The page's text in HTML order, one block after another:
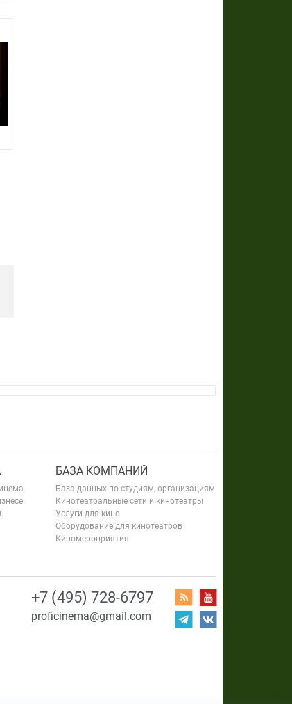
БАЗА КОМПАНИЙ
База данных по студиям, организациям
Кинотеатральные сети и кинотеатры
Услуги для кино
Оборудование для кинотеатров
Киномероприятия
+7 (495) 728-6797
proficinema@gmail.com